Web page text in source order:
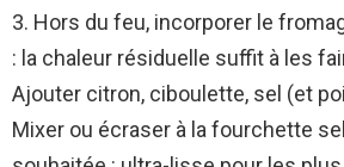
3. Hors du feu, incorporer le
: la chaleur résiduelle suffit à les
Ajouter citron, ciboulette, sel (et
Mixer ou écraser à la fourchette